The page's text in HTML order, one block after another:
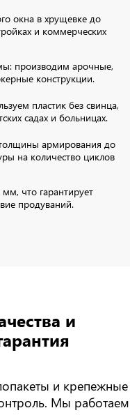
окна в хрущевке до
и коммерческих
производим арочные,
конструкции.
пластик без свинца,
садах и больницах.
армирования до
на количество циклов
что гарантирует
продуваний.
и
и крепежные
Мы работаем